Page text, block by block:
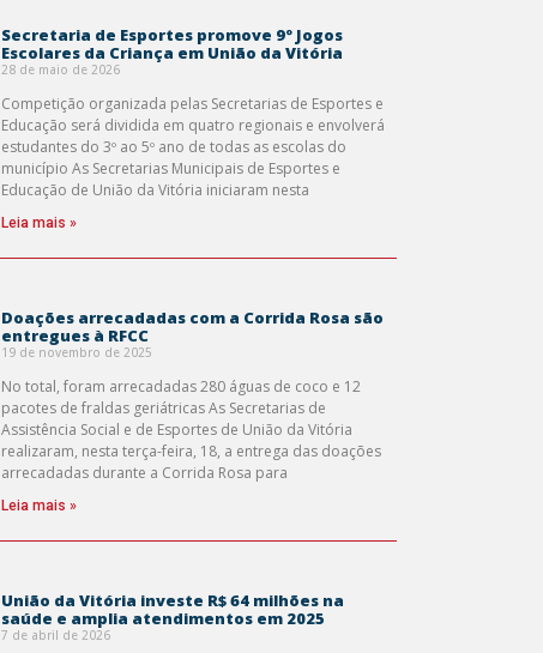
Secretaria de Esportes promove 9º Jogos
Escolares da Criança em União da Vitória
28 de maio de 2026
Competição organizada pelas Secretarias de Esportes e
Educação será dividida em quatro regionais e envolverá
estudantes do 3º ao 5º ano de todas as escolas do
município As Secretarias Municipais de Esportes e
Educação de União da Vitória iniciaram nesta
Leia mais »
Doações arrecadadas com a Corrida Rosa são
entregues à RFCC
19 de novembro de 2025
No total, foram arrecadadas 280 águas de coco e 12
pacotes de fraldas geriátricas As Secretarias de
Assistência Social e de Esportes de União da Vitória
realizaram, nesta terça-feira, 18, a entrega das doações
arrecadadas durante a Corrida Rosa para
Leia mais »
União da Vitória investe R$ 64 milhões na
saúde e amplia atendimentos em 2025
7 de abril de 2026